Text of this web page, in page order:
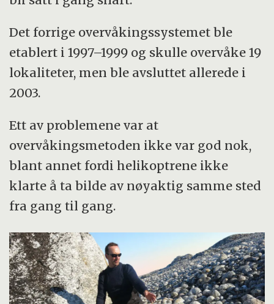
Det forrige overvåkingssystemet ble
etablert i 1997–1999 og skulle overvåke 19
lokaliteter, men ble avsluttet allerede i
2003.
Ett av problemene var at
overvåkingsmetoden ikke var god nok,
blant annet fordi helikoptrene ikke
klarte å ta bilde av nøyaktig samme sted
fra gang til gang.